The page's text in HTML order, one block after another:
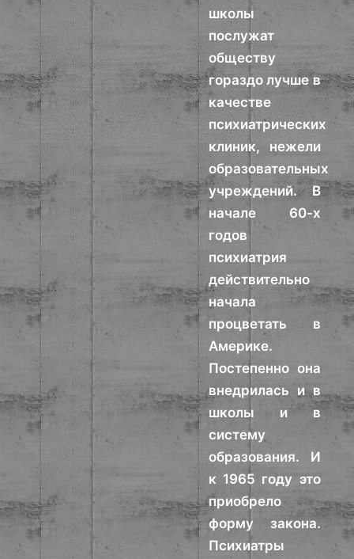
школы
послужат
обществу
гораздо лучше в
качестве
психиатрических
клиник, нежели
образовательных
учреждений. В
начале 60-х
годов
психиатрия
действительно
начала
процветать в
Америке.
Постепенно она
внедрилась и в
школы и в
систему
образования. И
к 1965 году это
приобрело
форму закона.
Психиатры